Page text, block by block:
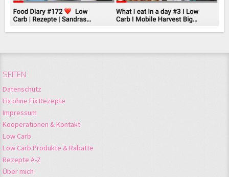
SEITEN
Datenschutz
Fix ohne Fix Rezepte
Impressum
Kooperationen & Kontakt
Low Carb
Low Carb Produkte & Rabatte
Rezepte A-Z
Über mich